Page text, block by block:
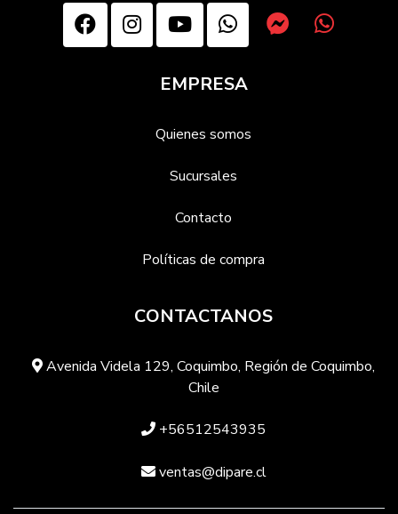
EMPRESA
Quienes somos
Sucursales
Contacto
Políticas de compra
CONTACTANOS
Avenida Videla 129, Coquimbo, Región de Coquimbo,
Chile
+56512543935
ventas@dipare.cl